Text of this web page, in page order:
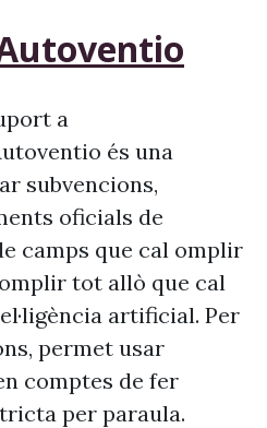
a
és una
subvencions,
oficials de
camps que cal omplir
tot allò que cal
artificial. Per
permet usar
comptes de fer
per paraula.